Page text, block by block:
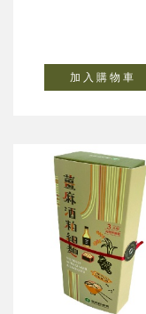
加 入 購 物 車